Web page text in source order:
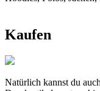
Kaufen
Natürlich kannst du